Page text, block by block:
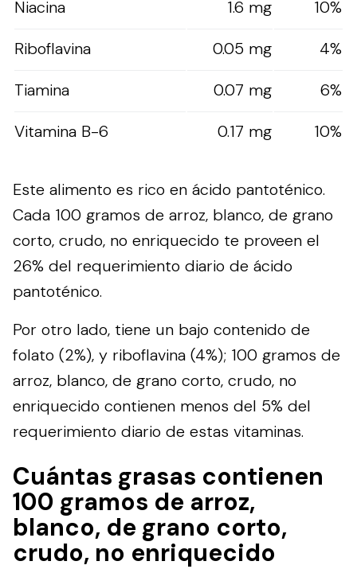
Niacina 1.6 mg
10%
Riboflavina
0.05 mg
4%
Tiamina
0.07 mg
6%
Vitamina B-6
0.17 mg 10%
Este alimento es rico en ácido pantoténico.
Cada 100 gramos de arroz, blanco, de grano
corto, crudo, no enriquecido te proveen el
26% del requerimiento diario de ácido
pantoténico.
Por otro lado, tiene un bajo contenido de
folato (2%), y riboflavina (4%); 100 gramos de
arroz, blanco, de grano corto, crudo, no
enriquecido contienen menos del 5% del
requerimiento diario de estas vitaminas.
Cuántas grasas contienen
100 gramos de arroz,
blanco, de grano corto,
crudo, no enriquecido